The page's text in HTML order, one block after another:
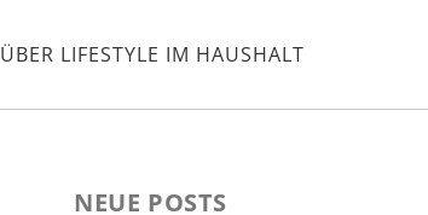
ÜBER LIFESTYLE IM HAUSHALT
NEUE POSTS